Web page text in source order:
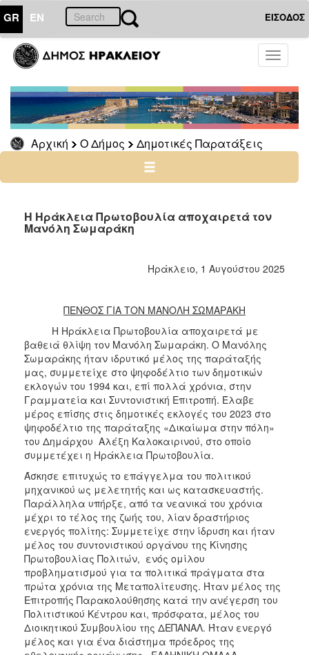
GR EN ΕΙΣΟΔΟΣ
Toggle
Αρχική Ο Δήμος Δημοτικές Παρατάξεις
ΔΗΜΟΣ
Δημοτικές
Παρατάξεις
Αρχείο
Η Ηράκλεια Πρωτοβουλία αποχαιρετά τον
Μανόλη Σωμαράκη
Ηράκλειο, 1 Αυγούστου 2025
ΠΕΝΘΟΣ ΓΙΑ ΤΟΝ ΜΑΝΟΛΗ ΣΩΜΑΡΑΚΗ
Η Ηράκλεια Πρωτοβουλία αποχαιρετά με
βαθειά θλίψη τον Μανόλη Σωμαράκη. Ο Μανόλης
Σωμαράκης ήταν ιδρυτικό μέλος της παράταξής
μας, συμμετείχε στο ψηφοδέλτιο των δημοτικών
εκλογών του 1994 και, επί πολλά χρόνια, στην
Γραμματεία και Συντονιστική Επιτροπή. Έλαβε
μέρος επίσης στις δημοτικές εκλογές του 2023 στο
ψηφοδέλτιο της παράταξης «Δικαίωμα στην πόλη»
του Δημάρχου Αλέξη Καλοκαιρινού, στο οποίο
συμμετέχει η Ηράκλεια Πρωτοβουλία.
Άσκησε επιτυχώς το επάγγελμα του πολιτικού
μηχανικού ως μελετητής και ως κατασκευαστής.
Παράλληλα υπήρξε, από τα νεανικά του χρόνια
μέχρι το τέλος της ζωής του, λίαν δραστήριος
ενεργός πολίτης: Συμμετείχε στην ίδρυση και ήταν
μέλος του συντονιστικού οργάνου της Κίνησης
Πρωτοβουλίας Πολιτών, ενός ομίλου
προβληματισμού για τα πολιτικά πράγματα στα
πρώτα χρόνια της Μεταπολίτευσης. Ήταν μέλος της
Επιτροπής Παρακολούθησης κατά την ανέγερση του
Πολιτιστικού Κέντρου και, πρόσφατα, μέλος του
Διοικητικού Συμβουλίου της ΔΕΠΑΝΑΛ. Ήταν ενεργό
μέλος και για ένα διάστημα πρόεδρος της